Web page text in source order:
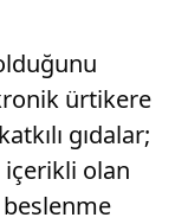
ürtikere
gıdalar;
içerikli olan
beslenme